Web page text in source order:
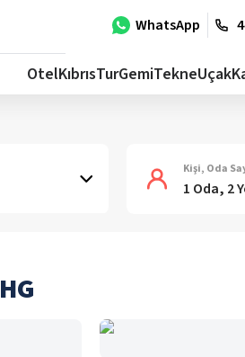
WhatsApp
OtelKıbrısTurGemiTekneUçak
Kişi, Oda
1 Oda, 2